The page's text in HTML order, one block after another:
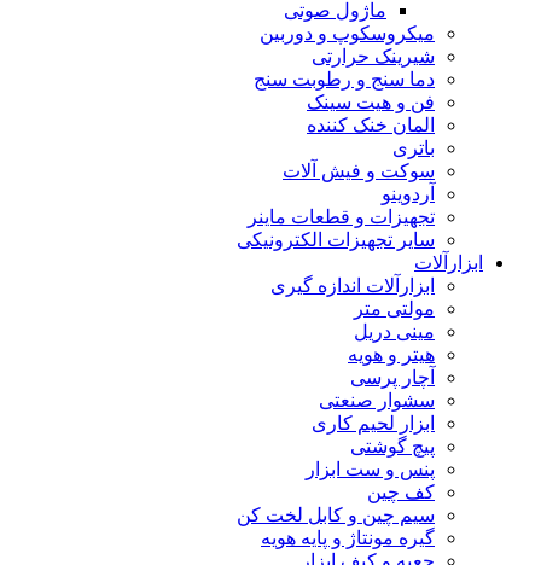
ماژول صوتی
میکروسکوپ و دوربین
شیرینک حرارتی
دما سنج و رطوبت سنج
فن و هیت سینک
المان خنک کننده
باتری
سوکت و فیش آلات
آردوینو
تجهیزات و قطعات ماینر
سایر تجهیزات الکترونیکی
ابزارآلات
ابزارآلات اندازه گیری
مولتی متر
مینی دریل
هیتر و هویه
آچار پرسی
سشوار صنعتی
ابزار لحیم کاری
پیچ گوشتی
پنس و ست ابزار
کف چین
سیم چین و کابل لخت کن
گیره مونتاژ و پایه هویه
جعبه و کیف ابزار